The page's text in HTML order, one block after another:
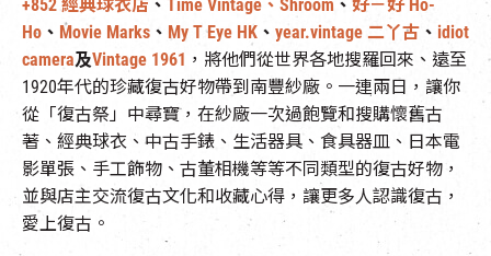
+852 經典球衣店 、 Time Vintage、 Shroom 、 好－好 Ho-
Ho 、 Movie Marks 、 My T Eye HK 、 year.vintage 二丫古 、 idiot
camera及Vintage 1961 ，將他們從世界各地搜羅回來、遠至
1920年代的珍藏復古好物帶到南豐紗廠。一連兩日，讓你
從「復古祭」中尋寶，在紗廠一次過飽覽和搜購懷舊古
著、經典球衣、中古手錶、生活器具、食具器皿、日本電
影單張、手工飾物、古董相機等等不同類型的復古好物，
並與店主交流復古文化和收藏心得，讓更多人認識復古，
愛上復古。